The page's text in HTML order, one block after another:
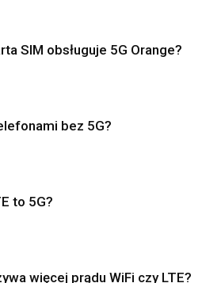
SIM obsługuje 5G Orange?
bez 5G?
to 5G?
więcej prądu WiFi czy LTE?